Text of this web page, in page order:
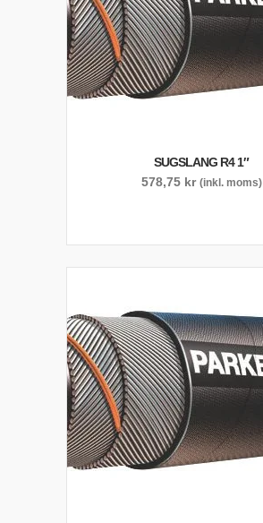
SUGSLANG R4 1″
578,75 kr (inkl. moms)